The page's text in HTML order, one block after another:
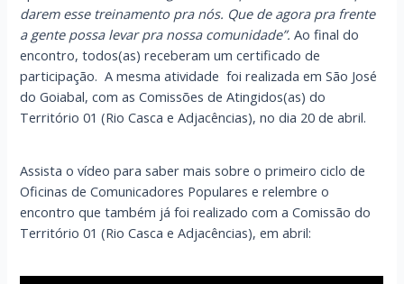
darem esse treinamento pra nós. Que de agora pra frente
a gente possa levar pra nossa comunidade”.Ao final do
encontro, todos(as) receberam um certificado de
participação. A mesma atividade foi realizada em São José
do Goiabal, com as Comissões de Atingidos(as) do
Território 01 (Rio Casca e Adjacências), no dia 20 de abril.
Assista o vídeo para saber mais sobre o primeiro ciclo de
Oficinas de Comunicadores Populares e relembre o
encontro que também já foi realizado com a Comissão do
Território 01 (Rio Casca e Adjacências), em abril: